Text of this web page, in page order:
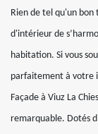
Rien de tel qu'un
d'intérieur de
habitation. Si vous
parfaitement à votre
Façade à Viuz La
remarquable. Dotés